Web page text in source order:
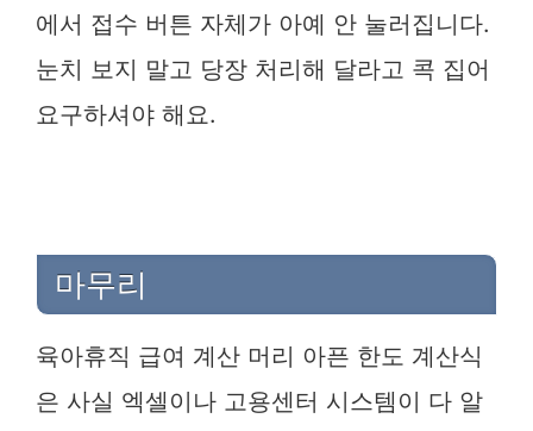
에서 접수 버튼 자체가 아예 안 눌러집니다.
눈치 보지 말고 당장 처리해 달라고 콕 집어
요구하셔야 해요.
마무리
육아휴직 급여 계산 머리 아픈 한도 계산식
은 사실 엑셀이나 고용센터 시스템이 다 알